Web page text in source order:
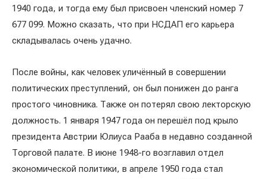
1940 года, и тогда ему был присвоен членский номер 7
677 099. Можно сказать, что при НСДАП его карьера
складывалась очень удачно.
После войны, как человек уличённый в совершении
политических преступлений, он был понижен до ранга
простого чиновника. Также он потерял свою лекторскую
должность. 1 января 1947 года он перешёл под крыло
президента Австрии Юлиуса Рааба в недавно созданной
Торговой палате. В июне 1948-го возглавил отдел
экономической политики, в апреле 1950 года стал